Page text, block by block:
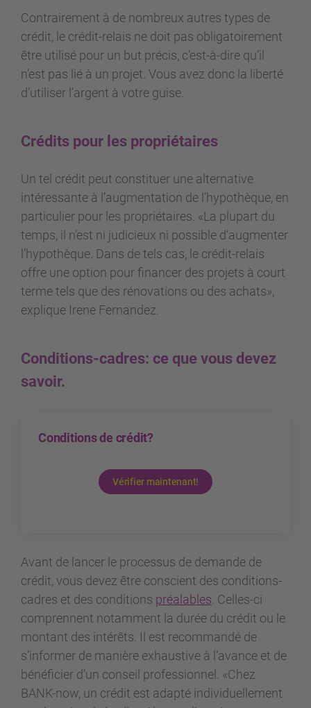
Contrairement à de nombreux autres types de
crédit, le crédit-relais ne doit pas obligatoirement
être utilisé pour un but précis, c’est-à-dire qu’il
n’est pas lié à un projet. Vous avez donc la liberté
d’utiliser l’argent à votre guise.
Crédits pour les propriétaires
Un tel crédit peut constituer une alternative
intéressante à l’augmentation de l’hypothèque, en
particulier pour les propriétaires. «La plupart du
temps, il n’est ni judicieux ni possible d’augmenter
l’hypothèque. Dans de tels cas, le crédit-relais
offre une option pour financer des projets à court
terme tels que des rénovations ou des achats»,
explique Irene Fernandez.
Conditions-cadres: ce que vous devez
savoir.
Conditions de crédit?
Vérifier maintenant!
Avant de lancer le processus de demande de
crédit, vous devez être conscient des conditions-
cadres et des conditions préalables . Celles-ci
comprennent notamment la durée du crédit ou le
montant des intérêts. Il est recommandé de
s’informer de manière exhaustive à l’avance et de
bénéficier d’un conseil professionnel. «Chez
BANK-now, un crédit est adapté individuellement